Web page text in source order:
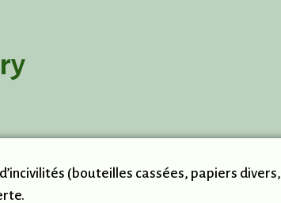
(bouteilles cassées, papiers divers,